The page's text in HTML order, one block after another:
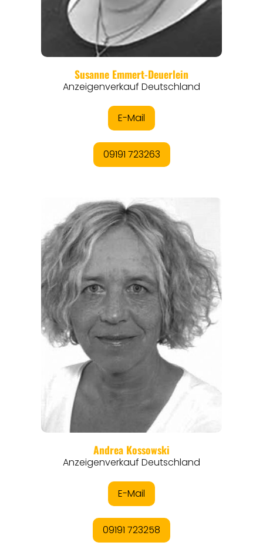
REGIONEN
ORTE
REISEFÜHRER
REISEMAGAZINE
THEMEN
ANGEBOTE